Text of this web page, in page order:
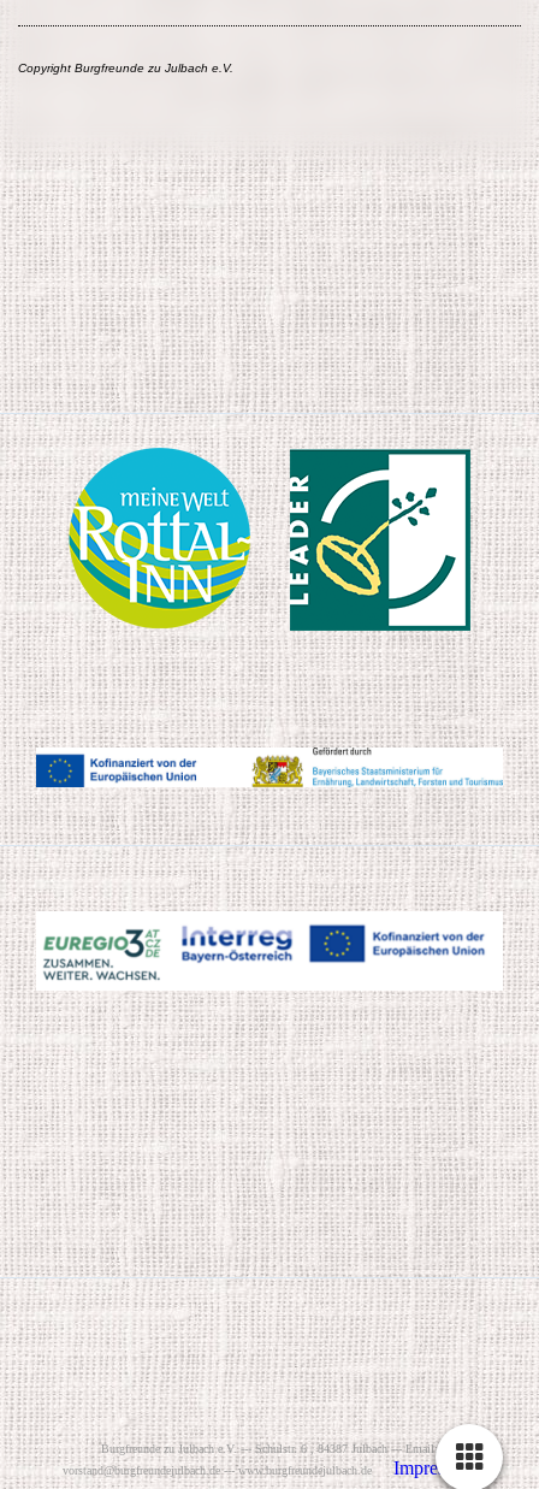
Copyright Burgfreunde zu Julbach e.V.
Burgfreunde zu Julbach e.V. --- Schulstr. 6 , 84387 Julbach --- Email:
vorstand@burgfreundejulbach.de --- www.burgfreundejulbach.deImpressum